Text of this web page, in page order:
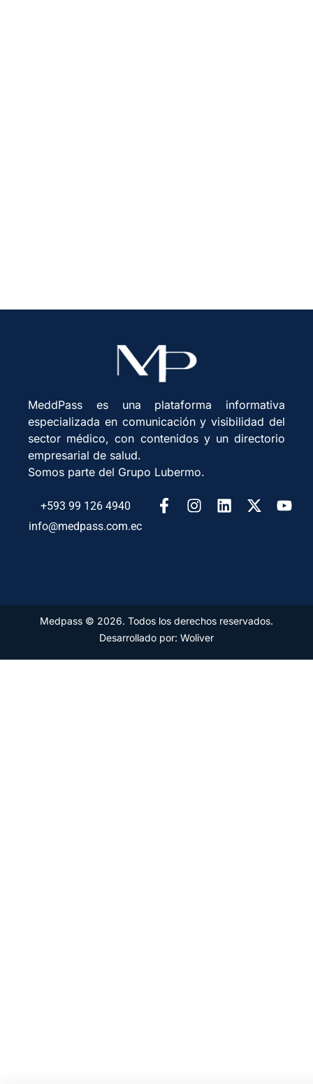
MeddPass es una plataforma informativa
especializada en comunicación y visibilidad del
sector médico, con contenidos y un directorio
empresarial de salud.
Somos parte del Grupo Lubermo.
+593 99 126 4940
info@medpass.com.ec
Medpass © 2026. Todos los derechos reservados.
Desarrollado por: Woliver